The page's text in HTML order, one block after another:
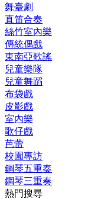
舞臺劇
直笛合奏
絲竹室內樂
傳統偶戲
東南亞歌謠
兒童樂隊
兒童舞蹈
布袋戲
皮影戲
室內樂
歌仔戲
芭蕾
校園專訪
鋼琴五重奏
鋼琴三重奏
熱門搜尋